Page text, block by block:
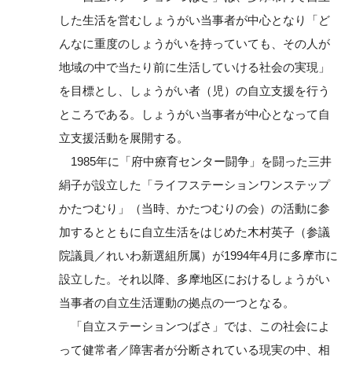
した生活を営むしょうがい当事者が中心となり「ど
んなに重度のしょうがいを持っていても、その人が
地域の中で当たり前に生活していける社会の実現」
を目標とし、しょうがい者（児）の自立支援を行う
ところである。しょうがい当事者が中心となって自
立支援活動を展開する。
1985年に「府中療育センター闘争」を闘った三井
絹子が設立した「ライフステーションワンステップ
かたつむり」（当時、かたつむりの会）の活動に参
加するとともに自立生活をはじめた木村英子（参議
院議員／れいわ新選組所属）が1994年4月に多摩市に
設立した。それ以降、多摩地区におけるしょうがい
当事者の自立生活運動の拠点の一つとなる。
「自立ステーションつばさ」では、この社会によ
って健常者／障害者が分断されている現実の中、相